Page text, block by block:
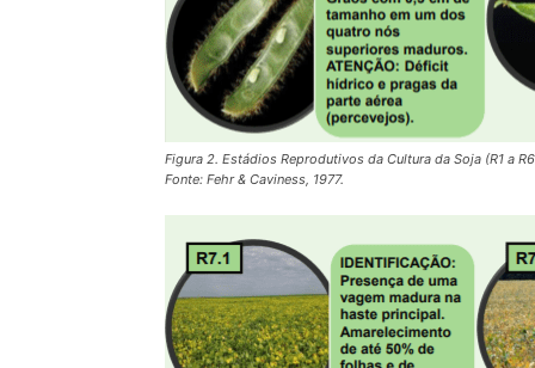
Figura 2. Estádios Reprodutivos da Cultura da Soja (R1 a
Fonte: Fehr & Caviness, 1977.